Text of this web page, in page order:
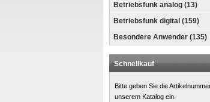
Betriebsfunk analog (13)
Betriebsfunk digital (159)
Besondere Anwender (135)
Schnellkauf
Bitte geben Sie die
unserem Katalog ein.